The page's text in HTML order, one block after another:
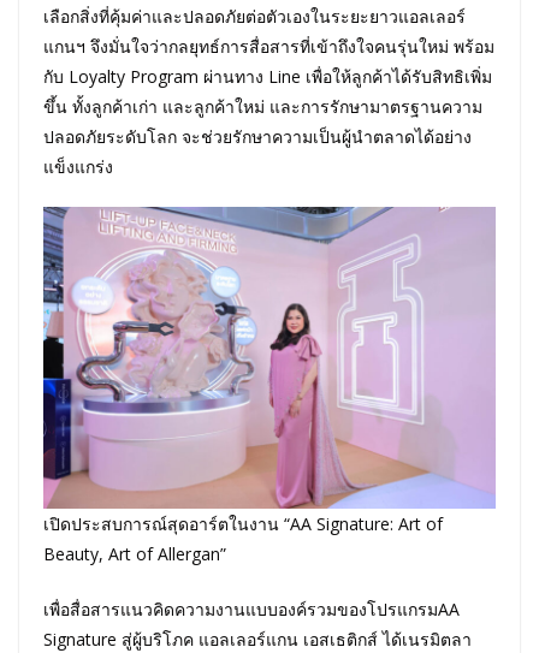
เลือกสิ่งที่คุ้มค่าและปลอดภัยต่อตัวเองในระยะยาวแอลเลอร์
แกนฯ จึงมั่นใจว่ากลยุทธ์การสื่อสารที่เข้าถึงใจคนรุ่นใหม่ พร้อม
กับ Loyalty Program ผ่านทาง Line เพื่อให้ลูกค้าได้รับสิทธิเพิ่ม
ขึ้น ทั้งลูกค้าเก่า และลูกค้าใหม่ และการรักษามาตรฐานความ
ปลอดภัยระดับโลก จะช่วยรักษาความเป็นผู้นำตลาดได้อย่าง
แข็งแกร่ง
เปิดประสบการณ์สุดอาร์ตในงาน “AA Signature: Art of
Beauty, Art of Allergan”
เพื่อสื่อสารแนวคิดความงานแบบองค์รวมของโปรแกรมAA
Signature สู่ผู้บริโภค แอลเลอร์แกน เอสเธติกส์ ได้เนรมิตลา